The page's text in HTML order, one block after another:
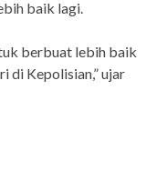
baik lagi.
berbuat lebih baik
di Kepolisian,” ujar